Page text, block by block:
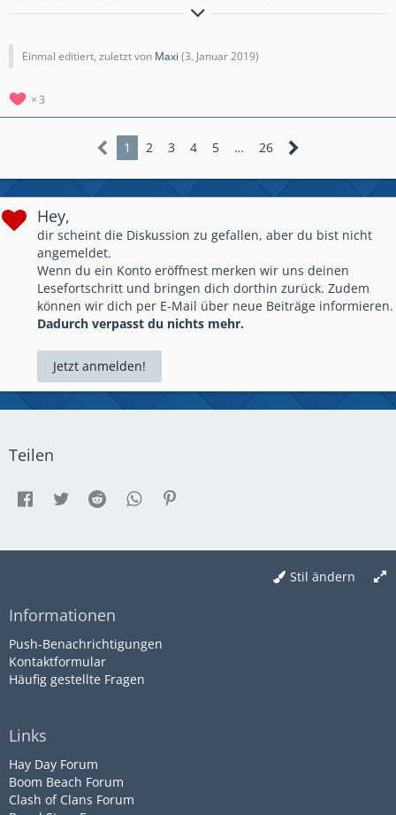
#22YCQP80
Einmal editiert, zuletzt von Maxi (3. Januar 2019)
3
1 2 3 4 5 … 26
Hey,
dir scheint die Diskussion zu gefallen, aber du bist nicht
angemeldet.
Wenn du ein Konto eröffnest merken wir uns deinen
Lesefortschritt und bringen dich dorthin zurück. Zudem
können wir dich per E-Mail über neue Beiträge informieren.
Dadurch verpasst du nichts mehr.
Jetzt anmelden!
Teilen
Stil ändern
Informationen
Push-Benachrichtigungen
Kontaktformular
Häufig gestellte Fragen
Links
Hay Day Forum
Boom Beach Forum
Clash of Clans Forum